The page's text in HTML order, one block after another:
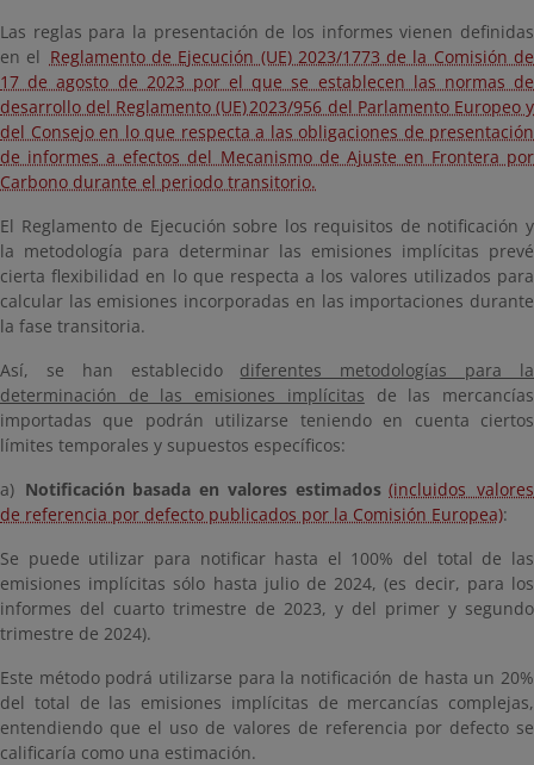
Las reglas para la presentación de los informes vienen definidas
en el Reglamento de Ejecución (UE) 2023/1773 de la Comisión de
17 de agosto de 2023 por el que se establecen las normas de
desarrollo del Reglamento (UE) 2023/956 del Parlamento Europeo y
del Consejo en lo que respecta a las obligaciones de presentación
de informes a efectos del Mecanismo de Ajuste en Frontera por
Carbono durante el periodo transitorio.
El Reglamento de Ejecución sobre los requisitos de notificación y
la metodología para determinar las emisiones implícitas prevé
cierta flexibilidad en lo que respecta a los valores utilizados para
calcular las emisiones incorporadas en las importaciones durante
la fase transitoria.
Así, se han establecido diferentes metodologías para la
determinación de las emisiones implícitas de las mercancías
importadas que podrán utilizarse teniendo en cuenta ciertos
límites temporales y supuestos específicos:
a) Notificación basada en valores estimados (incluidos valores
de referencia por defecto publicados por la Comisión Europea):
Se puede utilizar para notificar hasta el 100% del total de las
emisiones implícitas sólo hasta julio de 2024, (es decir, para los
informes del cuarto trimestre de 2023, y del primer y segundo
trimestre de 2024).
Este método podrá utilizarse para la notificación de hasta un 20%
del total de las emisiones implícitas de mercancías complejas,
entendiendo que el uso de valores de referencia por defecto se
calificaría como una estimación.